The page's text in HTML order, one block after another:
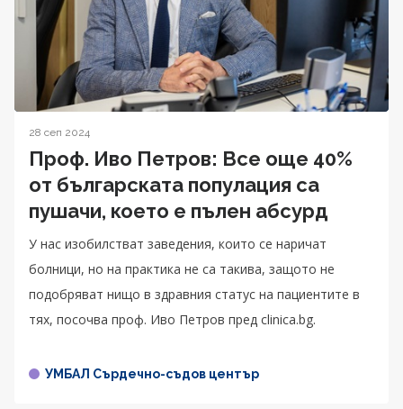
28 сеп 2024
Проф. Иво Петров: Все още 40%
от българската популация са
пушачи, което е пълен абсурд
У нас изобилстват заведения, които се наричат
болници, но на практика не са такива, защото не
подобряват нищо в здравния статус на пациентите в
тях, посочва проф. Иво Петров пред clinica.bg.
УМБАЛ Сърдечно-съдов център